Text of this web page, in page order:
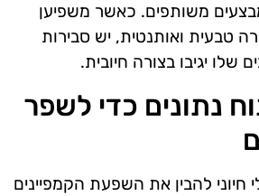
משותפים. כאשר משפיען
טבעית ואותנטית, יש סבירות
שלו יגיבו בצורה חיובית.
נתונים כדי לשפר
חיוני להבין את השפעת הקמפיינים